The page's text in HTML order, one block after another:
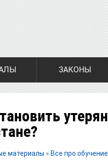
ЗАКОНЫ
материалы » Все про обучение